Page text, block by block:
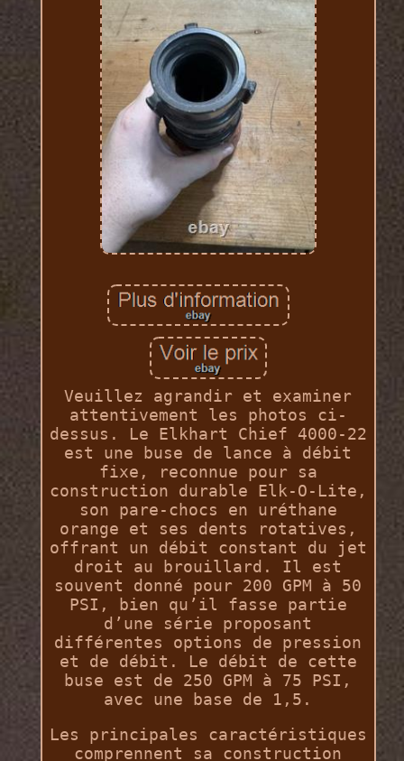
Veuillez agrandir et examiner
attentivement les photos ci-
dessus. Le Elkhart Chief 4000-22
est une buse de lance à débit
fixe, reconnue pour sa
construction durable Elk-O-Lite,
son pare-chocs en uréthane
orange et ses dents rotatives,
offrant un débit constant du jet
droit au brouillard. Il est
souvent donné pour 200 GPM à 50
PSI, bien qu’il fasse partie
d’une série proposant
différentes options de pression
et de débit. Le débit de cette
buse est de 250 GPM à 75 PSI,
avec une base de 1,5.
Les principales caractéristiques
comprennent sa construction